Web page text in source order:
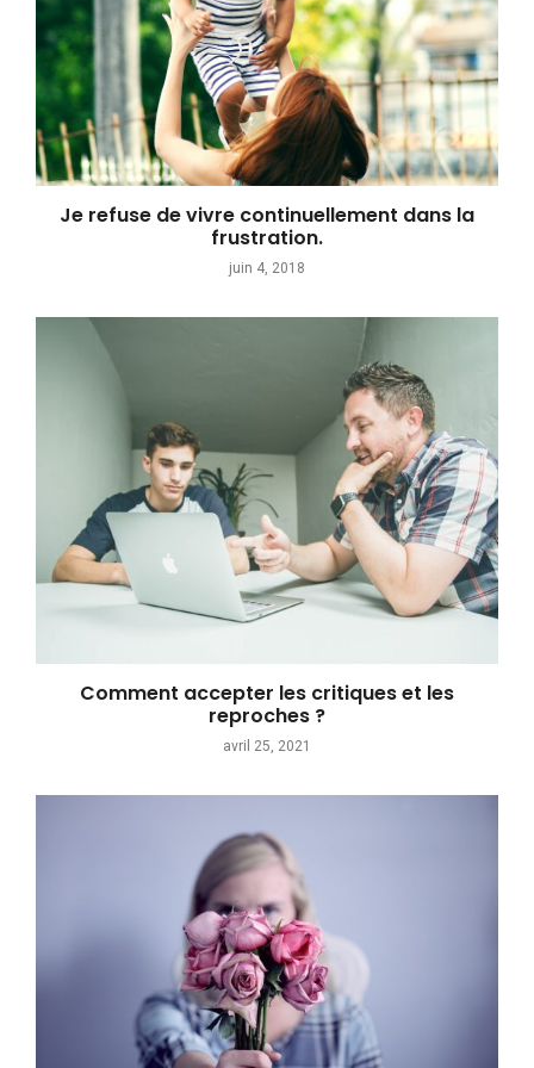
Je refuse de vivre continuellement dans la
frustration.
juin 4, 2018
Comment accepter les critiques et les
reproches ?
avril 25, 2021